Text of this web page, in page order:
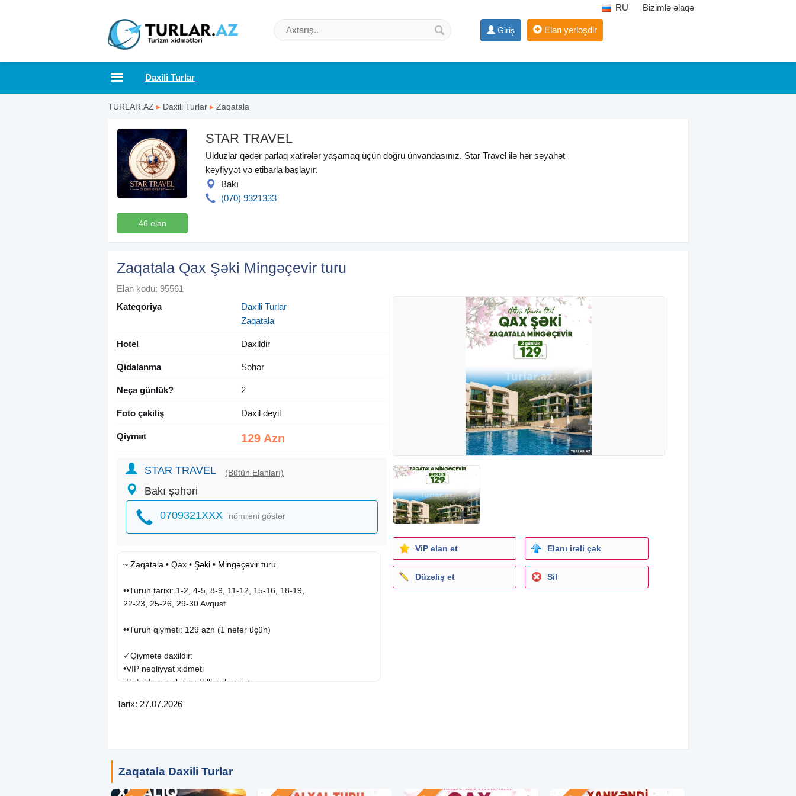
RU Bizimlə əlaqə
Giriş Elan yerləşdir
Daxili Turlar
TURLAR.AZ ▸ Daxili Turlar ▸ Zaqatala
46 elan
STAR TRAVEL
Ulduzlar qədər parlaq xatirələr yaşamaq üçün doğru ünvandasınız. Star Travel ilə hər səyahət
keyfiyyət və etibarla başlayır.
Bakı
(070) 9321333
Zaqatala Qax Şəki Mingəçevir turu
Elan kodu: 95561
Kateqoriya
Daxili Turlar
Zaqatala
Hotel Daxildir
Qidalanma Səhər
Neçə günlük? 2
Foto çəkiliş Daxil deyil
Qiymət 129 Azn
STAR TRAVEL (Bütün Elanları)
Bakı şəhəri
0709321XXX nömrəni göstər
~ Zaqatala • Qax • Şəki • Mingəçevir turu
••Turun tarixi: 1-2, 4-5, 8-9, 11-12, 15-16, 18-19,
22-23, 25-26, 29-30 Avqust
••Turun qiyməti: 129 azn (1 nəfər üçün)
✓Qiymətə daxildir:
•VIP nəqliyyat xidməti
•Hoteldə gecələmə: Hilltop heaven
•2 dəfə səhər yeməyi
✓HOTEL İMKANLARI:
• Spa & sauna
Tarix: 27.07.2026
ViP elan et Elanı irəli çək
Düzəliş et Sil
Zaqatala Daxili Turlar